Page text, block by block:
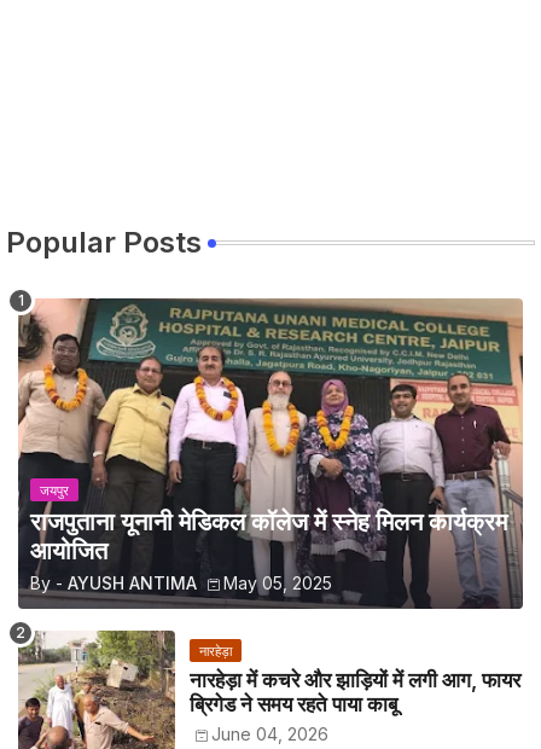
Popular Posts
जयपुर
राजपुताना यूनानी मेडिकल कॉलेज में स्नेह मिलन कार्यक्रम
आयोजित
By - AYUSH ANTIMA May 05, 2025
नारहेड़ा
नारहेड़ा में कचरे और झाड़ियों में लगी आग, फायर
ब्रिगेड ने समय रहते पाया काबू
June 04, 2026